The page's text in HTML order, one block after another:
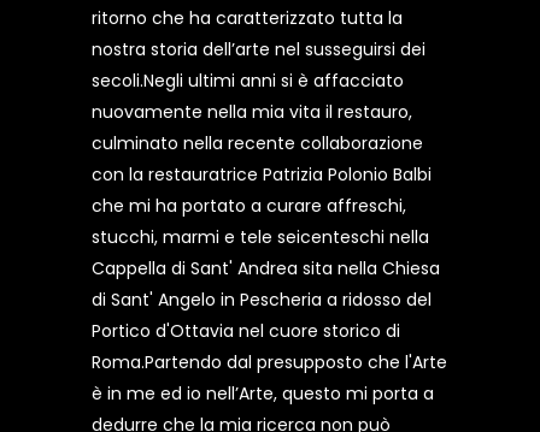
ritorno che ha caratterizzato tutta la
nostra storia dell’arte nel susseguirsi dei
secoli.Negli ultimi anni si è affacciato
nuovamente nella mia vita il restauro,
culminato nella recente collaborazione
con la restauratrice Patrizia Polonio Balbi
che mi ha portato a curare affreschi,
stucchi, marmi e tele seicenteschi nella
Cappella di Sant' Andrea sita nella Chiesa
di Sant' Angelo in Pescheria a ridosso del
Portico d'Ottavia nel cuore storico di
Roma.Partendo dal presupposto che l'Arte
è in me ed io nell’Arte, questo mi porta a
dedurre che la mia ricerca non può